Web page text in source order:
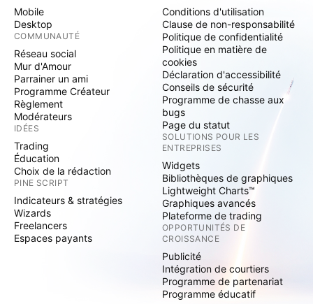
Mobile
Desktop
COMMUNAUTÉ
Réseau social
Mur d'Amour
Parrainer un ami
Programme Créateur
Règlement
Modérateurs
IDÉES
Trading
Éducation
Choix de la rédaction
PINE SCRIPT
Indicateurs & stratégies
Wizards
Freelancers
Espaces payants
Conditions d'utilisation
Clause de non-responsabilité
Politique de confidentialité
Politique en matière de
cookies
Déclaration d'accessibilité
Conseils de sécurité
Programme de chasse aux
bugs
Page du statut
SOLUTIONS POUR LES
ENTREPRISES
Widgets
Bibliothèques de graphiques
Lightweight Charts™
Graphiques avancés
Plateforme de trading
OPPORTUNITÉS DE
CROISSANCE
Publicité
Intégration de courtiers
Programme de partenariat
Programme éducatif